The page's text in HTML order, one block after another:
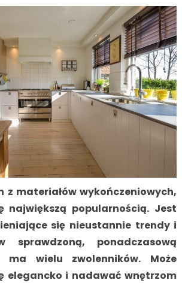
z materiałów wykończeniowych,
największą popularnością. Jest
się nieustannie trendy i
ponadczasową
ma wielu zwolenników. Może
elegancko i nadawać wnętrzom